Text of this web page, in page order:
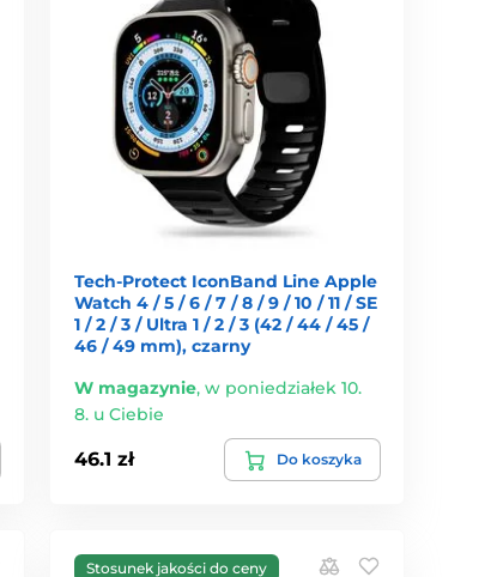
Tech-Protect IconBand Line Apple
Watch 4 / 5 / 6 / 7 / 8 / 9 / 10 / 11 / SE
1 / 2 / 3 / Ultra 1 / 2 / 3 (42 / 44 / 45 /
46 / 49 mm), czarny
W magazynie,w poniedziałek 10.
8. u Ciebie
46.1 zł Do koszyka
Stosunek jakości do ceny